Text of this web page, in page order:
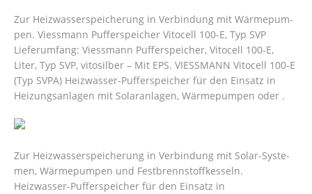
Zur Heizwasserspeicherung in Verbindung mit Wärmepum-
pen. Viessmann Pufferspeicher Vitocell 100-E, Typ SVP
Lieferumfang: Viessmann Pufferspeicher, Vitocell 100-E,
Liter, Typ SVP, vitosilber – Mit EPS. VIESSMANN Vitocell 100-E
(Typ SVPA) Heizwasser-Pufferspeicher für den Einsatz in
Heizungsanlagen mit Solaranlagen, Wärmepumpen oder .
Zur Heizwasserspeicherung in Verbindung mit Solar-Syste-
men, Wärmepumpen und Festbrennstoffkesseln.
Heizwasser-Pufferspeicher für den Einsatz in